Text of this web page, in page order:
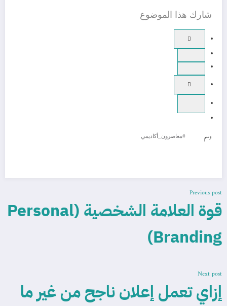
شارك هذا الموضوع
وسم #معاصرون_أكاديمي
Previous post
قوة العلامة الشخصية (Personal
Branding)
Next post
إزاي تعمل إعلان ناجح من غير ما